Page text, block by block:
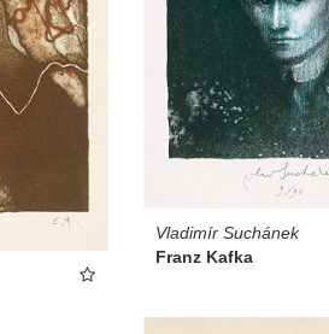
Vladimír Suchánek
Franz Kafka